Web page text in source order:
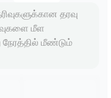
தரவு
மீள
நேரத்தில் மீண்டும்